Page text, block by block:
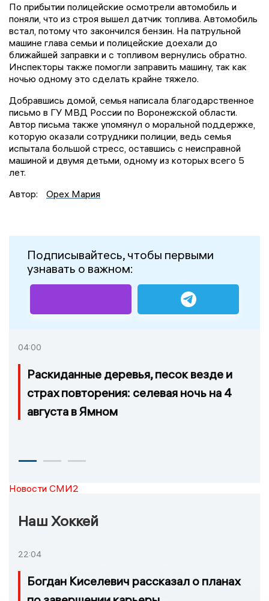
По прибытии полицейские осмотрели автомобиль и
поняли, что из строя вышел датчик топлива. Автомобиль
встал, потому что закончился бензин. На патрульной
машине глава семьи и полицейские доехали до
ближайшей заправки и с топливом вернулись обратно.
Инспекторы также помогли заправить машину, так как
ночью одному это сделать крайне тяжело.
Добравшись домой, семья написала благодарственное
письмо в ГУ МВД России по Воронежской области.
Автор письма также упомянул о моральной поддержке,
которую оказали сотрудники полиции, ведь семья
испытала большой стресс, оставшись с неисправной
машиной и двумя детьми, одному из которых всего 5
лет.
Автор:
Орех Мария
Подписывайтесь, чтобы первыми
узнавать о важном:
04:00
Раскиданные деревья, песок везде и
страх повторения: селевая ночь на 4
августа в Ямном
Новости СМИ2
Наш Хоккей
22:04
Богдан Киселевич рассказал о планах